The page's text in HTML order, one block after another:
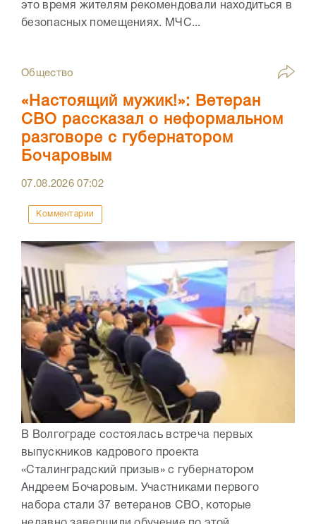
это время жителям рекомендовали находиться в
безопасных помещениях. МЧС...
Общество
«Настоящий мужик!»: Ветеран
СВО рассказал о неформальном
разговоре с губернатором
Бочаровым
07.08.202607:02
Комментарии
В Волгограде состоялась встреча первых
выпускников кадрового проекта
«Сталинградский призыв» с губернатором
Андреем Бочаровым. Участниками первого
набора стали 37 ветеранов СВО, которые